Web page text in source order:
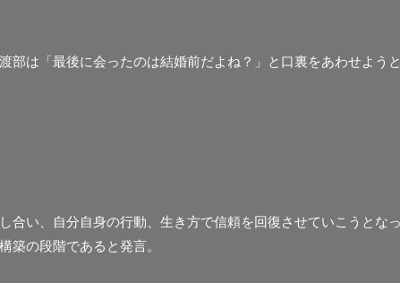
部は 「最後に会ったのは結婚前だよね？」
と口裏をあわせようと
合い、自分自身の行動、生き方で信頼を回復させていこうとなっ
築の段階であると発言。